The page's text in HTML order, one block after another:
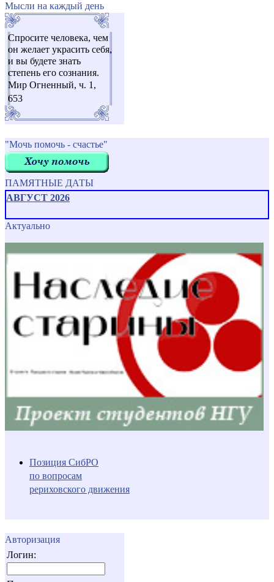
Мысли на каждый день
Спросите человека, чем
он желает украсить себя,
и вы будете знать
степень его сознания.
Мир Огненный, ч. 1,
653
"Мочь помочь - счастье"
ПАМЯТНЫЕ ДАТЫ
АВГУСТ 2026
Актуально
Позиция СибРО
по вопросам
рериховского движения
Авторизация
Логин: